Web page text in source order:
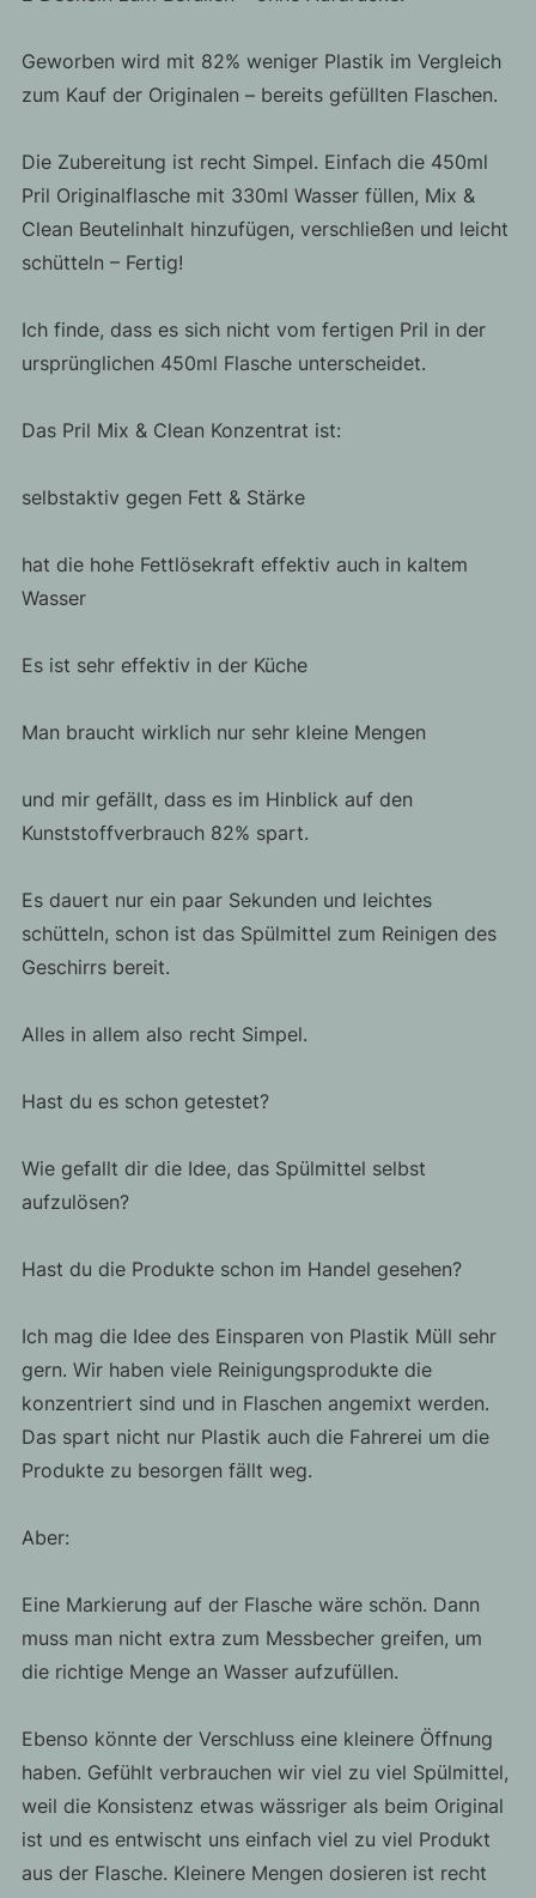
Geworben wird mit 82% weniger Plastik im Vergleich
zum Kauf der Originalen – bereits gefüllten Flaschen.
Die Zubereitung ist recht Simpel. Einfach die 450ml
Pril Originalflasche mit 330ml Wasser füllen, Mix &
Clean Beutelinhalt hinzufügen, verschließen und leicht
schütteln – Fertig!
Ich finde, dass es sich nicht vom fertigen Pril in der
ursprünglichen 450ml Flasche unterscheidet.
Das Pril Mix & Clean Konzentrat ist:
selbstaktiv gegen Fett & Stärke
hat die hohe Fettlösekraft effektiv auch in kaltem
Wasser
Es ist sehr effektiv in der Küche
Man braucht wirklich nur sehr kleine Mengen
und mir gefällt, dass es im Hinblick auf den
Kunststoffverbrauch 82% spart.
Es dauert nur ein paar Sekunden und leichtes
schütteln, schon ist das Spülmittel zum Reinigen des
Geschirrs bereit.
Alles in allem also recht Simpel.
Hast du es schon getestet?
Wie gefallt dir die Idee, das Spülmittel selbst
aufzulösen?
Hast du die Produkte schon im Handel gesehen?
Ich mag die Idee des Einsparen von Plastik Müll sehr
gern. Wir haben viele Reinigungsprodukte die
konzentriert sind und in Flaschen angemixt werden.
Das spart nicht nur Plastik auch die Fahrerei um die
Produkte zu besorgen fällt weg.
Aber:
Eine Markierung auf der Flasche wäre schön. Dann
muss man nicht extra zum Messbecher greifen, um
die richtige Menge an Wasser aufzufüllen.
Ebenso könnte der Verschluss eine kleinere Öffnung
haben. Gefühlt verbrauchen wir viel zu viel Spülmittel,
weil die Konsistenz etwas wässriger als beim Original
ist und es entwischt uns einfach viel zu viel Produkt
aus der Flasche. Kleinere Mengen dosieren ist recht